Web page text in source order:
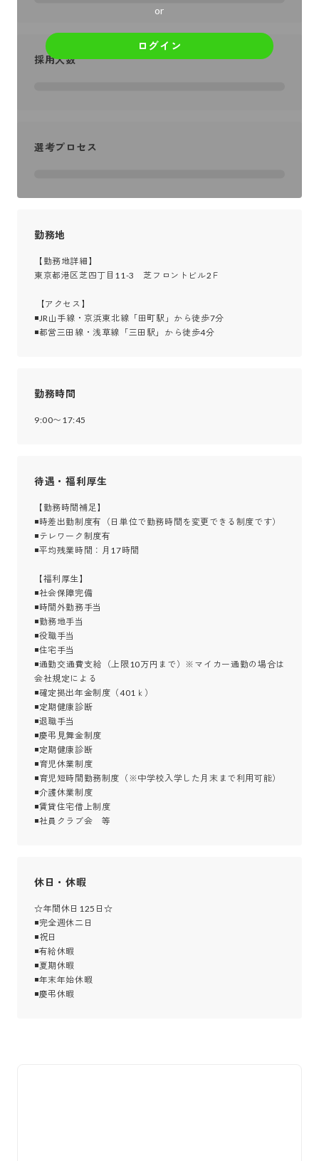
or
ログイン
採用人数
選考プロセス
勤務地
【勤務地詳細】
東京都港区芝四丁目11-3　芝フロントビル2Ｆ
◾JR山手線・京浜東北線「田町駅」から徒歩7分
◾都営三田線・浅草線「三田駅」から徒歩4分
勤務時間
9:00〜17:45
待遇・福利厚生
【勤務時間補足】
◾時差出勤制度有（日単位で勤務時間を変更できる制度です）
◾テレワーク制度有
◾平均残業時間：月17時間
【福利厚生】
◾社会保障完備
◾時間外勤務手当
◾勤務地手当
◾役職手当
◾住宅手当
◾通勤交通費支給（上限10万円まで）※マイカー通勤の場合は
会社規定による
◾確定拠出年金制度（401ｋ）
◾定期健康診断
◾退職手当
◾慶弔見舞金制度
◾定期健康診断
◾育児休業制度
◾育児短時間勤務制度（※中学校入学した月末まで利用可能）
◾介護休業制度
◾賃貸住宅借上制度
◾社員クラブ会　等
休日・休暇
☆年間休日125日☆
◾完全週休二日
◾祝日
◾有給休暇
◾夏期休暇
◾年末年始休暇
◾慶弔休暇